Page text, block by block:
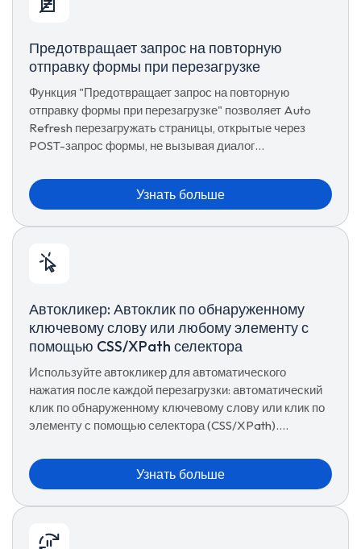
Предотвращает запрос на повторную
отправку формы при перезагрузке
Функция "Предотвращает запрос на повторную
отправку формы при перезагрузке" позволяет Auto
Refresh перезагружать страницы, открытые через
POST-запрос формы, не вызывая диалог
каждого URL, сохраните, готово.
Узнать больше
Автокликер: Автоклик по обнаруженному
ключевому слову или любому элементу с
помощью CSS/XPath селектора
Используйте автокликер для автоматического
нажатия после каждой перезагрузки: автоматический
клик по обнаруженному ключевому слову или клик по
элементу с помощью селектора (CSS/XPath).
клика без участия пользователя.
Узнать больше